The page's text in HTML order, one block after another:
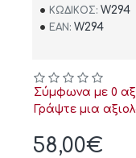
ΚΩΔΙΚΌΣ: W294
EAN: W294
Σύμφωνα με 0
Γράψτε μια
58,00€